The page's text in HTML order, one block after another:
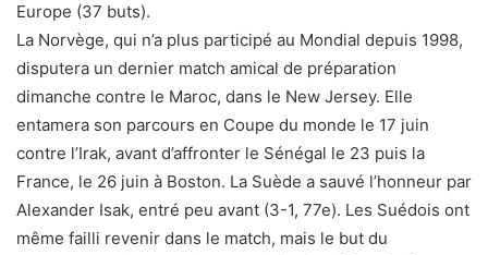
Europe (37 buts).
La Norvège, qui n’a plus participé au Mondial depuis 1998,
disputera un dernier match amical de préparation
dimanche contre le Maroc, dans le New Jersey. Elle
entamera son parcours en Coupe du monde le 17 juin
contre l’Irak, avant d’affronter le Sénégal le 23 puis la
France, le 26 juin à Boston. La Suède a sauvé l’honneur par
Alexander Isak, entré peu avant (3-1, 77e). Les Suédois ont
même failli revenir dans le match, mais le but du